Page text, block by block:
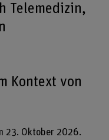
Telemedizin,
Kontext von
23. Oktober 2026.